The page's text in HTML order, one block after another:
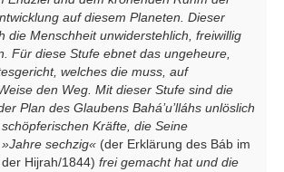
auf diesem Planeten. Dieser
die Menschheit unwiderstehlich, freiwillig
Für diese Stufe ebnet das ungeheure,
welches die muss, auf
den Weg. Mit dieser Stufe sind die
Plan des Glaubens Bahá’u’lláhs unlöslich
Kräfte, die Seine
sechzig« (der Erklärung des Báb im
Hijrah/1844) frei gemacht hat und die